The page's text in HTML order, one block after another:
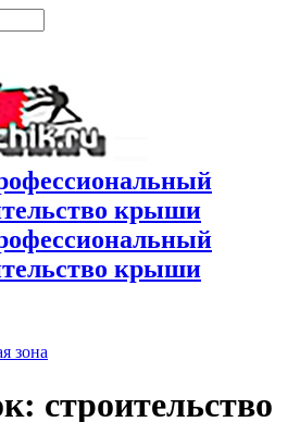
крыши
крыши
зона
строительство